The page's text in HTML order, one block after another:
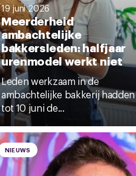
19 juni 2026
Meerderheid
ambachtelijke
bakkersleden: halfjaar
urenmodel werkt niet
Leden werkzaam in de
ambachtelijke bakkerij hadden
tot 10 juni de...
NIEUWS